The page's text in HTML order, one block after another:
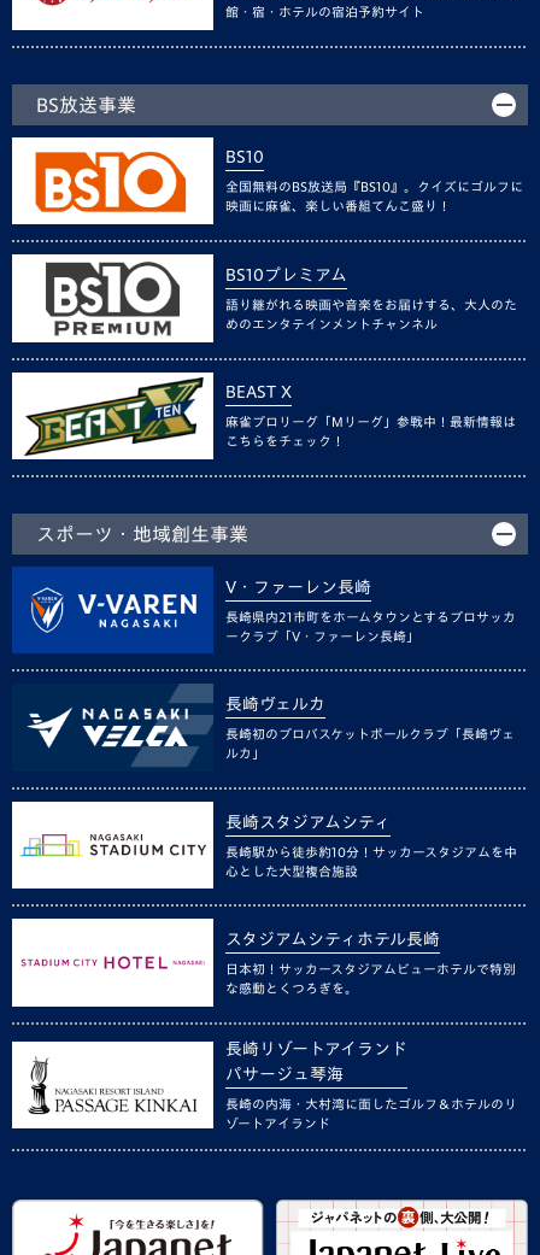
館・宿・ホテルの宿泊予約サイト
BS放送事業
BS10
全国無料のBS放送局『BS10』。クイズにゴルフに
映画に麻雀、楽しい番組てんこ盛り！
BS10プレミアム
語り継がれる映画や音楽をお届けする、大人のた
めのエンタテインメントチャンネル
BEAST X
麻雀プロリーグ「Mリーグ」参戦中！最新情報は
こちらをチェック！
スポーツ・地域創生事業
V・ファーレン長崎
長崎県内21市町をホームタウンとするプロサッカ
ークラブ「V・ファーレン長崎」
長崎ヴェルカ
長崎初のプロバスケットボールクラブ「長崎ヴェ
ルカ」
長崎スタジアムシティ
長崎駅から徒歩約10分！サッカースタジアムを中
心とした大型複合施設
スタジアムシティホテル長崎
日本初！サッカースタジアムビューホテルで特別
な感動とくつろぎを。
長崎リゾートアイランド
パサージュ琴海
長崎の内海・大村湾に面したゴルフ＆ホテルのリ
ゾートアイランド